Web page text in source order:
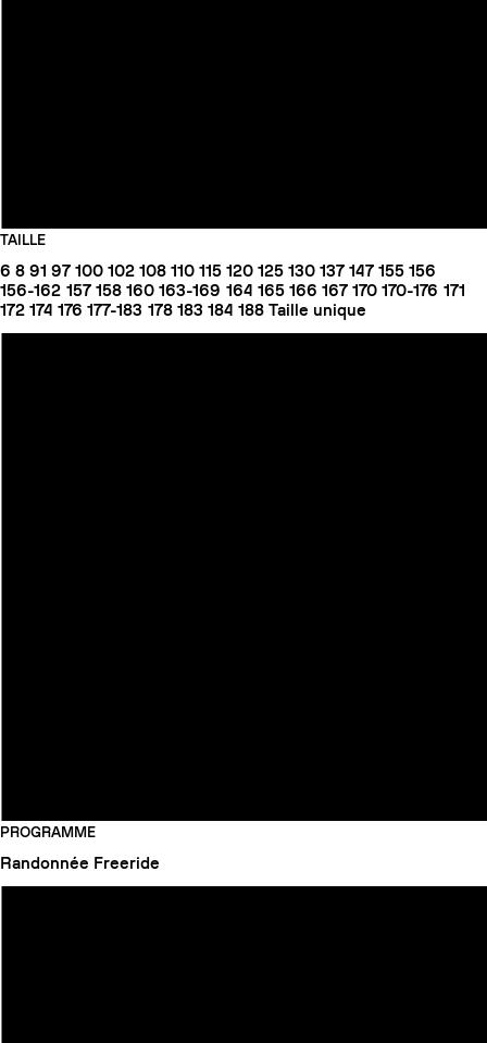
TAILLE
6 8 91 97 100 102 108 110 115 120 125 130 137 147 155 156
156-162 157 158 160 163-169 164 165 166 167 170 170-176 171
172 174 176 177-183 178 183 184 188 Taille unique
PROGRAMME
Randonnée Freeride